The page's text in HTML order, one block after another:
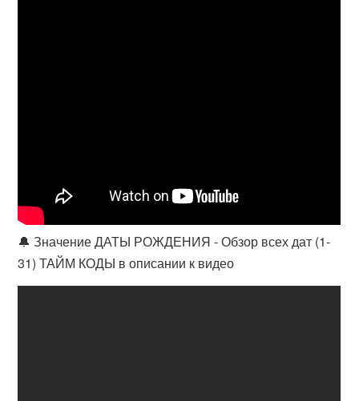
🔔 Значение ДАТЫ РОЖДЕНИЯ - Обзор всех дат (1-
31) ТАЙМ КОДЫ в описании к видео